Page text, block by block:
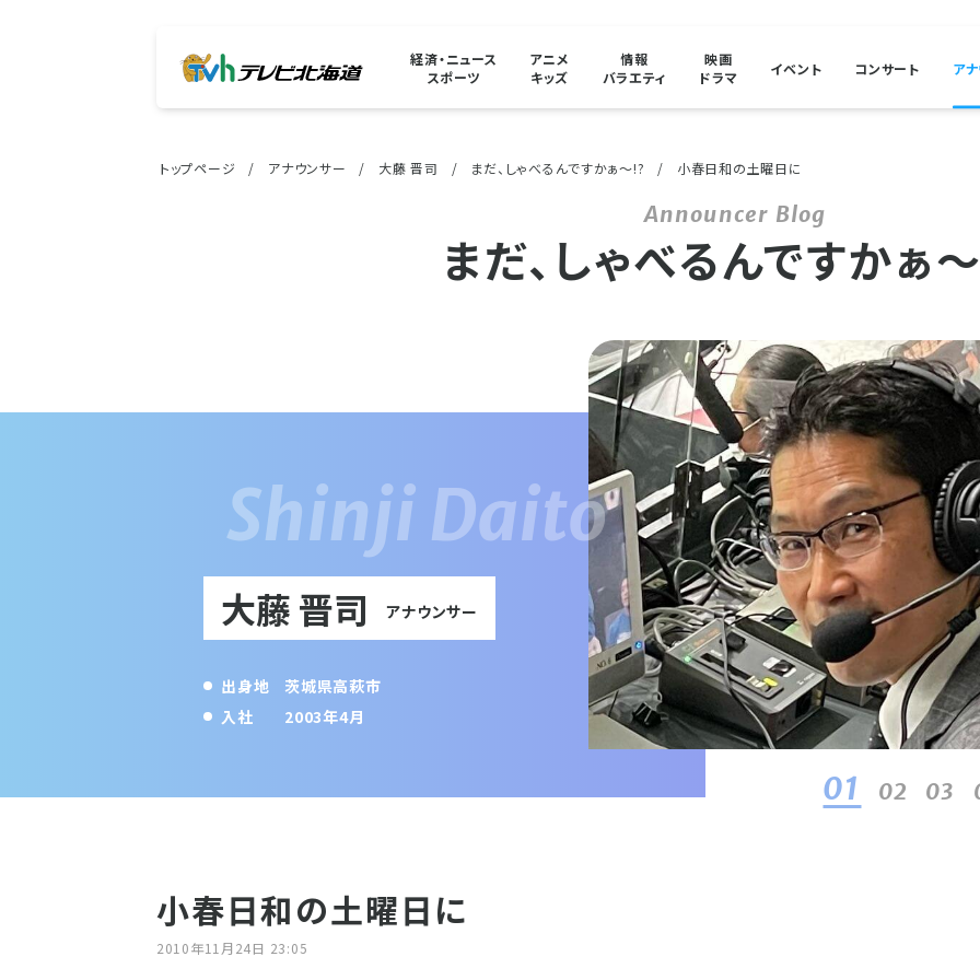
経済・ニュース
スポーツ
アニメ
キッズ
情報
バラエティ
映画
ドラマ
イベント コンサート ア
トップページ アナウンサー 大藤 晋司 まだ、しゃべるんですかぁ〜!? 小春日和の土曜日に
まだ、しゃべるんですかぁ
大藤 晋司 アナウンサー
出身地
茨城県高萩市
入社
2003年4月
01 02 03
小春日和の土曜日に
2010年11月24日 23:05